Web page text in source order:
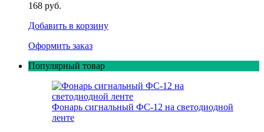
168 руб.
Добавить в корзину
Оформить заказ
Популярный товар
Фонарь сигнальный ФС-12 на светодиодной
ленте